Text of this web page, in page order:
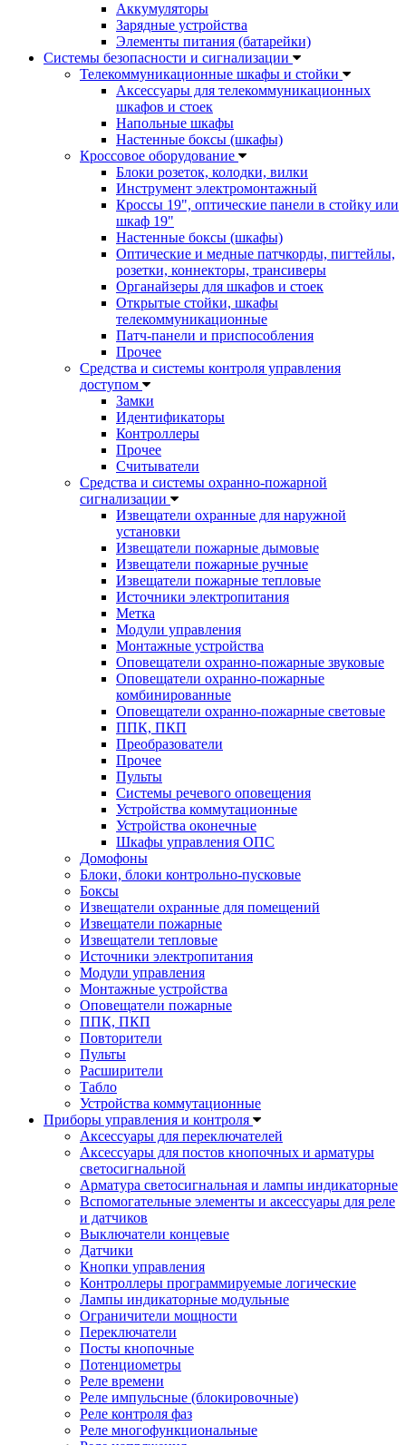
Аккумуляторы
Зарядные устройства
Элементы питания (батарейки)
Системы безопасности и сигнализации
Телекоммуникационные шкафы и стойки
Аксессуары для телекоммуникационных
шкафов и стоек
Напольные шкафы
Настенные боксы (шкафы)
Кроссовое оборудование
Блоки розеток, колодки, вилки
Инструмент электромонтажный
Кроссы 19", оптические панели в стойку или
шкаф 19"
Настенные боксы (шкафы)
Оптические и медные патчкорды, пигтейлы,
розетки, коннекторы, трансиверы
Органайзеры для шкафов и стоек
Открытые стойки, шкафы
телекоммуникационные
Патч-панели и приспособления
Прочее
Средства и системы контроля управления
доступом
Замки
Идентификаторы
Контроллеры
Прочее
Считыватели
Средства и системы охранно-пожарной
сигнализации
Извещатели охранные для наружной
установки
Извещатели пожарные дымовые
Извещатели пожарные ручные
Извещатели пожарные тепловые
Источники электропитания
Метка
Модули управления
Монтажные устройства
Оповещатели охранно-пожарные звуковые
Оповещатели охранно-пожарные
комбинированные
Оповещатели охранно-пожарные световые
ППК, ПКП
Преобразователи
Прочее
Пульты
Системы речевого оповещения
Устройства коммутационные
Устройства оконечные
Шкафы управления ОПС
Домофоны
Блоки, блоки контрольно-пусковые
Боксы
Извещатели охранные для помещений
Извещатели пожарные
Извещатели тепловые
Источники электропитания
Модули управления
Монтажные устройства
Оповещатели пожарные
ППК, ПКП
Повторители
Пульты
Расширители
Табло
Устройства коммутационные
Приборы управления и контроля
Аксессуары для переключателей
Аксессуары для постов кнопочных и арматуры
светосигнальной
Арматура светосигнальная и лампы индикаторные
Вспомогательные элементы и аксессуары для реле
и датчиков
Выключатели концевые
Датчики
Кнопки управления
Контроллеры программируемые логические
Лампы индикаторные модульные
Ограничители мощности
Переключатели
Посты кнопочные
Потенциометры
Реле времени
Реле импульсные (блокировочные)
Реле контроля фаз
Реле многофункциональные